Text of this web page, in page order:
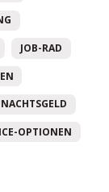
JOB-RAD
OPTIONEN